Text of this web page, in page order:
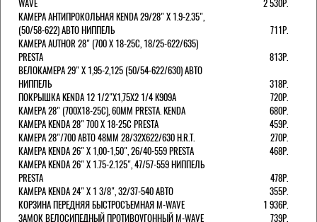
WAVE
2 530Р.
КАМЕРА АНТИПРОКОЛЬНАЯ KENDA 29/28" Х 1.9-2.35",
(50/58-622) АВТО НИППЕЛЬ
711Р.
КАМЕРА AUTHOR 28" (700 Х 18-25С, 18/25-622/635)
PRESTA
813Р.
ВЕЛОКАМЕРА 29" X 1,95-2,125 (50/54-622/630) АВТО
НИППЕЛЬ
318Р.
ПОКРЫШКА KENDA 12 1/2"Х1,75X2 1/4 K909A
720Р.
КАМЕРА 28" (700Х18-25С), 60ММ PRESTA. KENDA
680Р.
КАМЕРА KENDA 28" 700 Х 18-25С PRESTA
459Р.
КАМЕРА 28"/700 АВТО 48ММ 28/32Х622/630 H.R.T.
270Р.
КАМЕРА KENDA 26" Х 1,00-1,50", 26/40-559 PRESTA
468Р.
КАМЕРА KENDA 26" Х 1.75-2.125", 47/57-559 НИППЕЛЬ
PRESTA
478Р.
КАМЕРА KENDA 24" Х 1 3/8", 32/37-540 АВТО
355Р.
КОРЗИНА ПЕРЕДНЯЯ БЫСТРОСЪЕМНАЯ M-WAVE
1 936Р.
ЗАМОК ВЕЛОСИПЕДНЫЙ ПРОТИВОУГОННЫЙ M-WAVE
739Р.